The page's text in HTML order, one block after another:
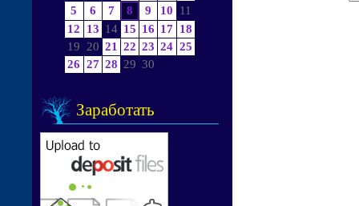
5
6 7 8 9 10
11
12
13 14 15 16 17 18
19
20 21 22 23 24 25
26 27 28 29 30
Заработать